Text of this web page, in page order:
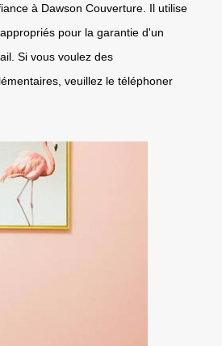
à Dawson Couverture. Il utilise
pour la garantie d'un
Si vous voulez des
veuillez le téléphoner